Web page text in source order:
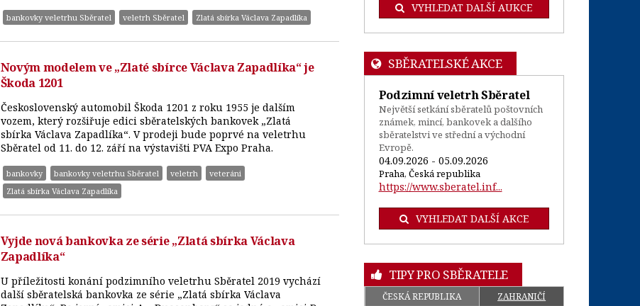
bankovky veletrhu Sběratel veletrh Sběratel Zlatá sbírka Václava Zapadlíka
Novým modelem ve „Zlaté sbírce Václava Zapadlíka“ je
Škoda 1201
Československý automobil Škoda 1201 z roku 1955 je dalším
vozem, který rozšiřuje edici sběratelských bankovek „Zlatá
sbírka Václava Zapadlíka“. V prodeji bude poprvé na veletrhu
Sběratel od 11. do 12. září na výstavišti PVA Expo Praha.
bankovky bankovky veletrhu Sběratel veletrh
veteráni
Zlatá sbírka Václava Zapadlíka
Vyjde nová bankovka ze série „Zlatá sbírka Václava
Zapadlíka“
U příležitosti konání podzimního veletrhu Sběratel 2019 vychází
další sběratelská bankovka ze série „Zlatá sbírka Václava
VYHLEDAT DALŠÍ AUKCE
SBĚRATELSKÉ AKCE
Podzimní veletrh Sběratel
Největší setkání sběratelů poštovních
známek, mincí, bankovek a dalšího
sběratelstvi ve střední a východní
Evropě.
04.09.2026 - 05.09.2026
Praha, Česká republika
https://www.sberatel.inf...
VYHLEDAT DALŠÍ AKCE
TIPY PRO SBĚRATELE
ČESKÁ REPUBLIKA ZAHRANIČÍ